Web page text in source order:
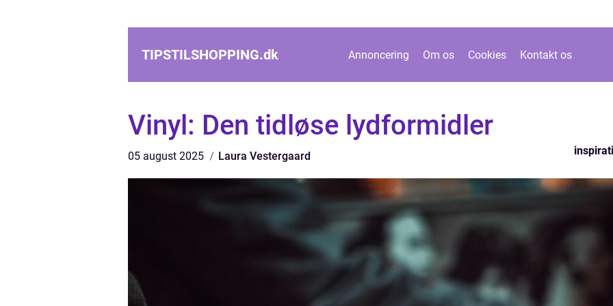
TIPSTILSHOPPING.dk Annoncering Om os Cookies Kontakt os
Vinyl: Den tidløse lydformidler
05 august 2025 Laura Vestergaard